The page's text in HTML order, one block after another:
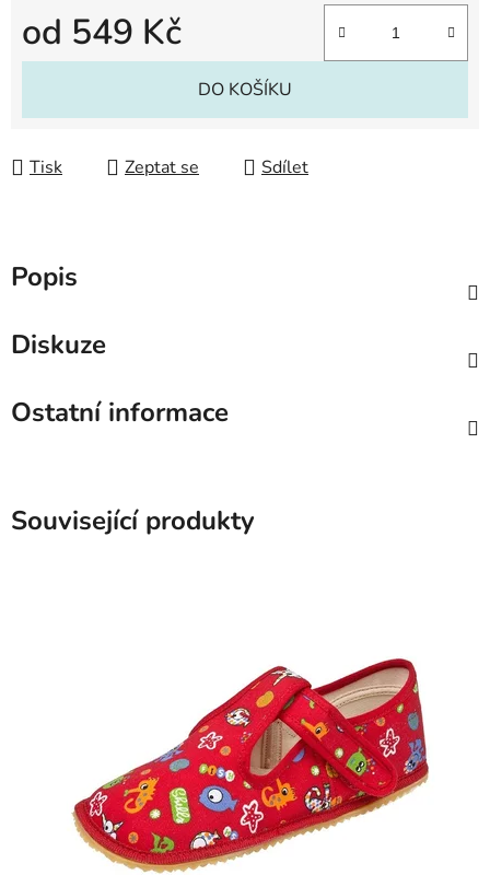
od 549 Kč
Měrná cena:
DO KOŠÍKU
Tisk Zeptat se Sdílet
Popis
Diskuze
Ostatní informace
Související produkty